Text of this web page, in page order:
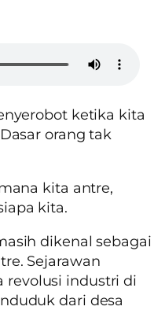
ketika kita
orang tak
kita antre,
kita.
dikenal sebagai
Sejarawan
revolusi industri di
dari desa